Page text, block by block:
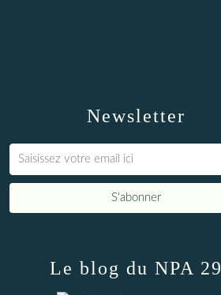
Newsletter
Le blog du NPA 29